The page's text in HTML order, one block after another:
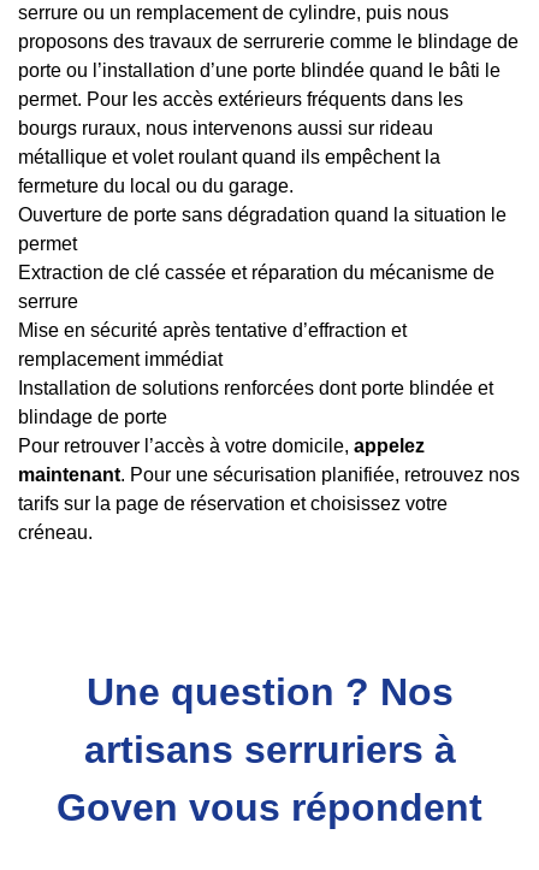
serrure ou un remplacement de cylindre, puis nous
proposons des travaux de serrurerie comme le blindage de
porte ou l’installation d’une porte blindée quand le bâti le
permet. Pour les accès extérieurs fréquents dans les
bourgs ruraux, nous intervenons aussi sur rideau
métallique et volet roulant quand ils empêchent la
fermeture du local ou du garage.
Ouverture de porte sans dégradation quand la situation le
permet
Extraction de clé cassée et réparation du mécanisme de
serrure
Mise en sécurité après tentative d’effraction et
remplacement immédiat
Installation de solutions renforcées dont porte blindée et
blindage de porte
Pour retrouver l’accès à votre domicile, appelez
maintenant. Pour une sécurisation planifiée, retrouvez nos
tarifs sur la page de réservation et choisissez votre
créneau.
Une question ? Nos
artisans serruriers à
Goven vous répondent